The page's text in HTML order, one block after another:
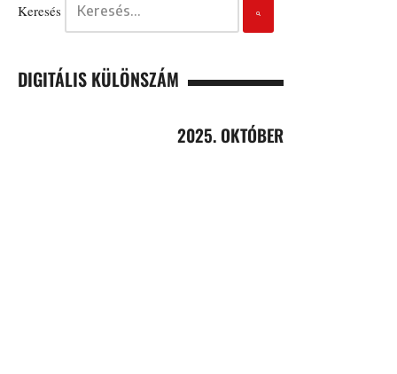
Keresés
DIGITÁLIS KÜLÖNSZÁM
2025. OKTÓBER